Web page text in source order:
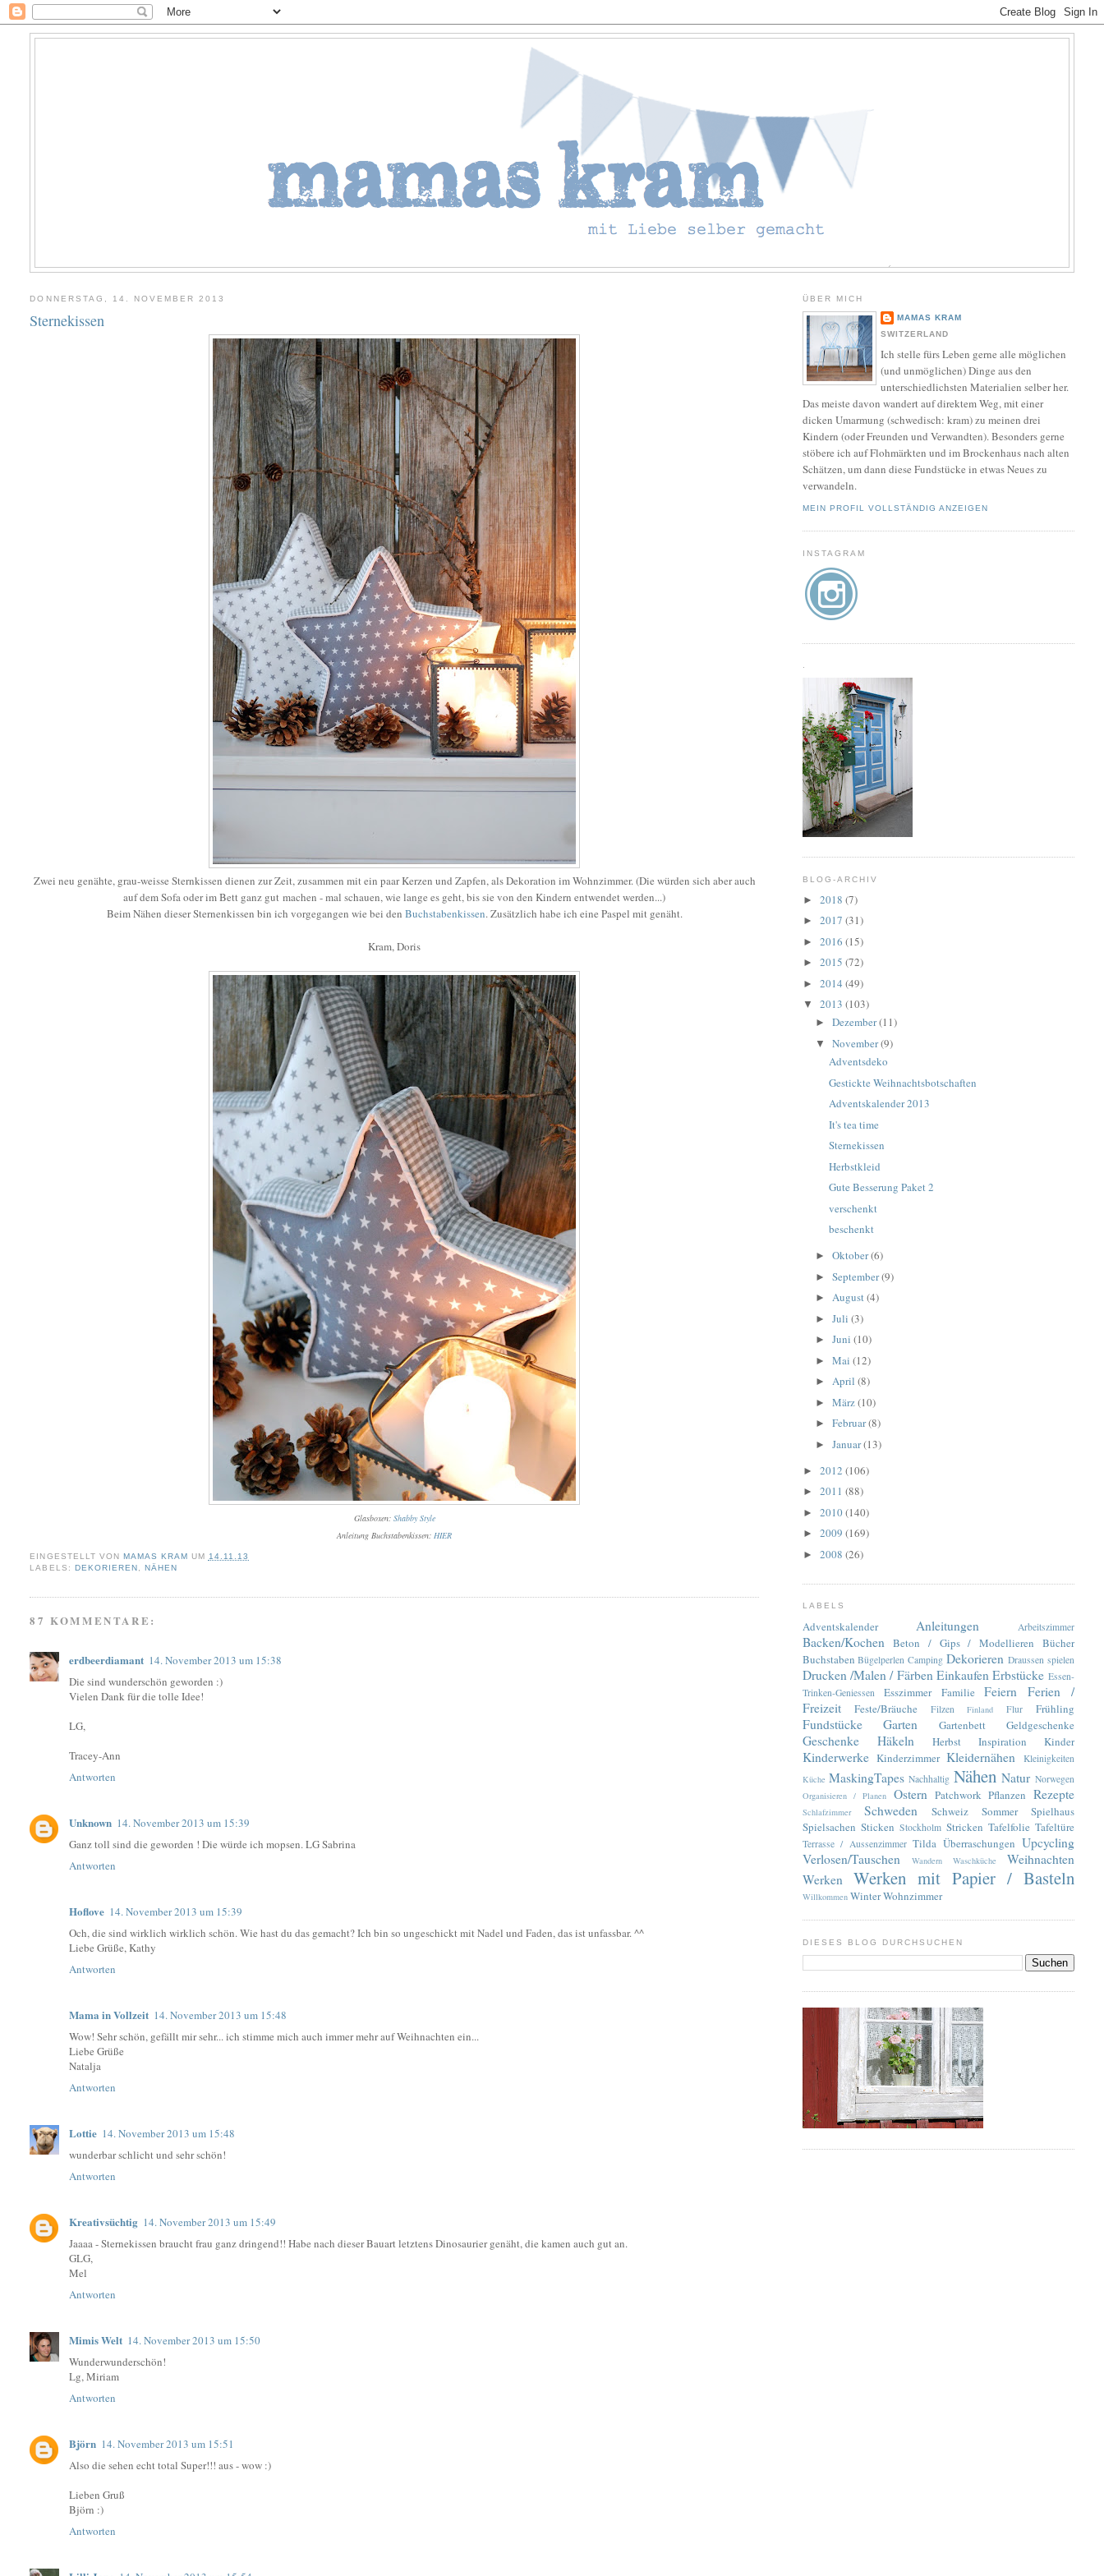
DONNERSTAG, 14. NOVEMBER 2013
Sternekissen
Zwei neu genähte, grau-weisse Sternkissen dienen zur Zeit, zusammen mit ein paar Kerzen und Zapfen, als Dekoration im Wohnzimmer. (Die würden sich aber auch
auf dem Sofa oder im Bett ganz gut machen - mal schauen, wie lange es geht, bis sie von den Kindern entwendet werden...)
Beim Nähen dieser Sternenkissen bin ich vorgegangen wie bei den Buchstabenkissen. Zusätzlich habe ich eine Paspel mit genäht.
Kram, Doris
Glasboxen: Shabby Style
Anleitung Buchstabenkissen: HIER
EINGESTELLT VON MAMAS KRAM UM 14.11.13
LABELS:
DEKORIEREN , NÄHEN
87 KOMMENTARE:
erdbeerdiamant 14. November 2013 um 15:38
Die sind wunderschön geworden :)
Vielen Dank für die tolle Idee!
LG,
Tracey-Ann
Antworten
Unknown 14. November 2013 um 15:39
Ganz toll sind die geworden ! Die würde ich mopsen. LG Sabrina
Antworten
Hoflove 14. November 2013 um 15:39
Och, die sind wirklich wirklich schön. Wie hast du das gemacht? Ich bin so ungeschickt mit Nadel und Faden, das ist unfassbar. ^^
Liebe Grüße, Kathy
Antworten
Mama in Vollzeit 14. November 2013 um 15:48
Wow! Sehr schön, gefällt mir sehr... ich stimme mich auch immer mehr auf Weihnachten ein...
Liebe Grüße
Natalja
Antworten
Lottie 14. November 2013 um 15:48
wunderbar schlicht und sehr schön!
Antworten
Kreativsüchtig 14. November 2013 um 15:49
Jaaaa - Sternekissen braucht frau ganz dringend!! Habe nach dieser Bauart letztens Dinosaurier genäht, die kamen auch gut an.
GLG,
Mel
Antworten
Mimis Welt 14. November 2013 um 15:50
Wunderwunderschön!
Lg, Miriam
Antworten
Björn 14. November 2013 um 15:51
Also die sehen echt total Super!!! aus - wow :)
Lieben Gruß
Björn :)
Antworten
ÜBER MICH
MAMAS KRAM
SWITZERLAND
Ich stelle fürs Leben gerne alle möglichen
(und unmöglichen) Dinge aus den
unterschiedlichsten Materialien selber her.
Das meiste davon wandert auf direktem Weg, mit einer
dicken Umarmung (schwedisch: kram) zu meinen drei
Kindern (oder Freunden und Verwandten). Besonders gerne
stöbere ich auf Flohmärkten und im Brockenhaus nach alten
Schätzen, um dann diese Fundstücke in etwas Neues zu
verwandeln.
MEIN PROFIL VOLLSTÄNDIG ANZEIGEN
INSTAGRAM
.
BLOG-ARCHIV
► 2018 (7)
► 2017 (31)
► 2016 (15)
► 2015 (72)
► 2014 (49)
▼ 2013 (103)
►Dezember(11)
▼November(9)
Adventsdeko
Gestickte Weihnachtsbotschaften
Adventskalender 2013
It's tea time
Sternekissen
Herbstkleid
Gute Besserung Paket 2
verschenkt
beschenkt
►Oktober(6)
►September(9)
►August(4)
►Juli(3)
►Juni(10)
►Mai(12)
►April(8)
►März(10)
►Februar(8)
►Januar(13)
► 2012 (106)
► 2011 (88)
► 2010(140)
► 2009 (169)
► 2008 (26)
LABELS
Adventskalender Anleitungen Arbeitszimmer
Backen/Kochen Beton / Gips / Modellieren
Bücher
Buchstaben Bügelperlen Camping Dekorieren Draussen spielen
Drucken /Malen / Färben Einkaufen Erbstücke Essen-
Trinken-Geniessen
Esszimmer Familie Feiern
Ferien /
Freizeit
Feste/Bräuche Filzen Finland Flur Frühling
Fundstücke Garten Gartenbett Geldgeschenke
Geschenke Häkeln Herbst Inspiration Kinder
Kinderwerke Kinderzimmer Kleidernähen Kleinigkeiten
Küche MaskingTapes Nachhaltig Nähen Natur Norwegen
Organisieren / Planen Ostern Patchwork Pflanzen Rezepte
Schlafzimmer Schweden Schweiz Sommer
Spielhaus
Spielsachen Sticken Stockholm Stricken Tafelfolie Tafeltüre
Terrasse / Aussenzimmer Tilda Überraschungen Upcycling
Verlosen/Tauschen
Wandern Waschküche
Weihnachten
Werken
Werken mit Papier / Basteln
Willkommen WinterWohnzimmer
DIESES BLOG DURCHSUCHEN